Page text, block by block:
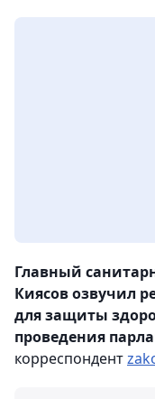
Главный
Киясов озвучил
для защиты
проведения
корреспондент